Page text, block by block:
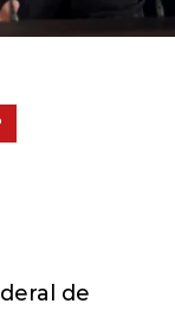
de